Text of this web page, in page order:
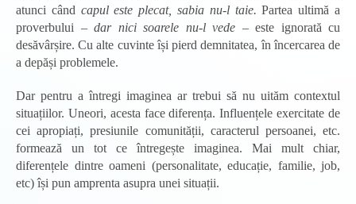
atunci când capul este plecat, sabia nu-l taie.Partea ultimă a
proverbului – dar nici soarele nu-l vede – este ignorată cu
desăvârșire. Cu alte cuvinte își pierd demnitatea, în încercarea de
a depăși problemele.
Dar pentru a întregi imaginea ar trebui să nu uităm contextul
situațiilor. Uneori, acesta face diferența. Influențele exercitate de
cei apropiați, presiunile comunității, caracterul persoanei, etc.
formează un tot ce întregește imaginea. Mai mult chiar,
diferențele dintre oameni (personalitate, educație, familie, job,
etc) își pun amprenta asupra unei situații.